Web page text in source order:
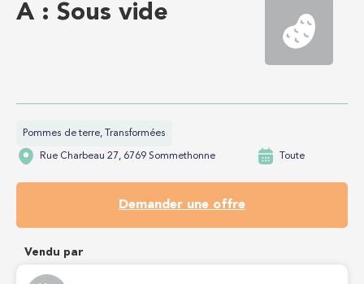
A : Sous vide
Pommes de terre, Transformées
Rue Charbeau 27, 6769 Sommethonne Toute
Demander une offre
Vendu par